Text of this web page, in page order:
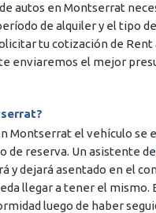
autos en Montserrat
de alquiler y el tipo
tu cotización de Rent
enviaremos el mejor
Montserrat el vehículo se
de reserva. Un asistente de
y dejará asentado en el
llegar a tener el mismo.
luego de haber